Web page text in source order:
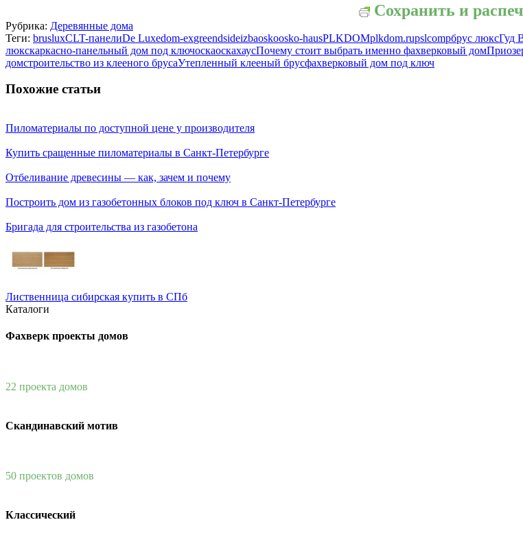
Сохранить и
Рубрика: Деревянные дома
Теги: brusluxCLT-панелиDe Luxedom-exgreendsideizbaoskoosko-hausPLKDOMplkdom.rupslcompбрус люксГуд
люкскаркасно-панельный дом под ключоскаоскахаусПочему стоит выбрать именно фахверковый дом
домстроительство из клееного брусаУтепленный клееный брусфахверковый дом под ключ
Похожие статьи
Пиломатериалы по доступной цене у производителя
Купить сращенные пиломатериалы в Санкт-Петербурге
Отбеливание древесины — как, зачем и почему
Построить дом из газобетонных блоков под ключ в Санкт-Петербурге
Бригада для строительства из газобетона
Лиственница сибирская купить в СПб
Каталоги
Фахверк проекты домов
22 проекта домов
Скандинавский мотив
50 проектов домов
Классический